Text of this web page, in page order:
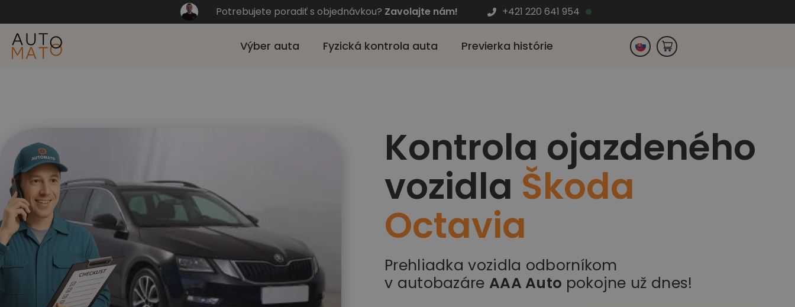
Potrebujete poradiť s objednávkou? Zavolajte nám! +421 220 641 954
Výber auta Fyzická kontrola auta Previerka histórie
Nemecko
Kontrola ojazdeného
vozidla Škoda
Octavia
Prehliadka vozidla odborníkom
v autobazáre AAA Auto pokojne už dnes!